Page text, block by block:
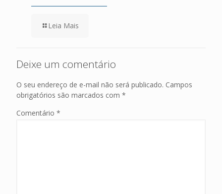
Leia Mais
Deixe um comentário
O seu endereço de e-mail não será publicado. Campos
obrigatórios são marcados com *
Comentário *